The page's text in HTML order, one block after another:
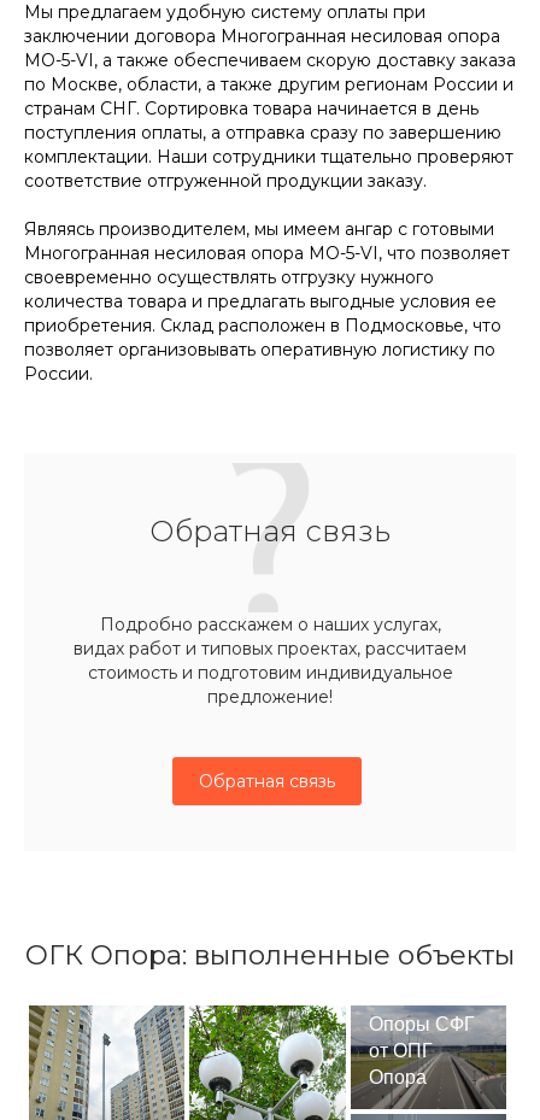
Мы предлагаем удобную систему оплаты при
заключении договора Многогранная несиловая опора
МО-5-VI, а также обеспечиваем скорую доставку заказа
по Москве, области, а также другим регионам России и
странам СНГ. Сортировка товара начинается в день
поступления оплаты, а отправка сразу по завершению
комплектации. Наши сотрудники тщательно проверяют
соответствие отгруженной продукции заказу.
Являясь производителем, мы имеем ангар с готовыми
Многогранная несиловая опора МО-5-VI, что позволяет
своевременно осуществлять отгрузку нужного
количества товара и предлагать выгодные условия ее
приобретения. Склад расположен в Подмосковье, что
позволяет организовывать оперативную логистику по
России.
Обратная связь
Подробно расскажем о наших услугах,
видах работ и типовых проектах, рассчитаем
стоимость и подготовим индивидуальное
предложение!
Обратная связь
ОГК Опора: выполненные объекты
Опоры СФГ
от ОПГ
Опора